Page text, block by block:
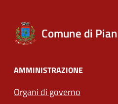
Comune di
AMMINISTRAZIONE
Organi di governo